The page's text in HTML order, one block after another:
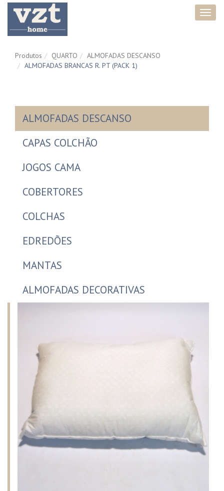
Produtos QUARTO
ALMOFADAS DESCANSO
ALMOFADAS BRANCAS R. PT (PACK 1)
ALMOFADAS DESCANSO
CAPAS COLCHÃO
JOGOS CAMA
COBERTORES
COLCHAS
EDREDÕES
MANTAS
ALMOFADAS DECORATIVAS